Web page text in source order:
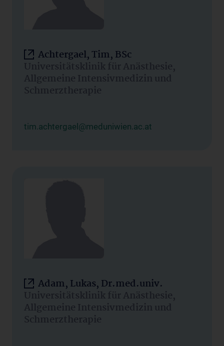
Achtergael, Tim, BSc
Universitätsklinik für Anästhesie,
Allgemeine Intensivmedizin und
Schmerztherapie
tim.achtergael@meduniwien.ac.at
Adam, Lukas, Dr.med.univ.
Universitätsklinik für Anästhesie,
Allgemeine Intensivmedizin und
Schmerztherapie